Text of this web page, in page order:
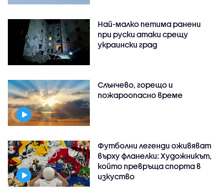
Най-малко петима ранени
при руски атаки срещу
украински град
Слънчево, горещо и
пожароопасно време
Футболни легенди оживяват
върху фланелки: Художникът,
който превръща спорта в
изкуство